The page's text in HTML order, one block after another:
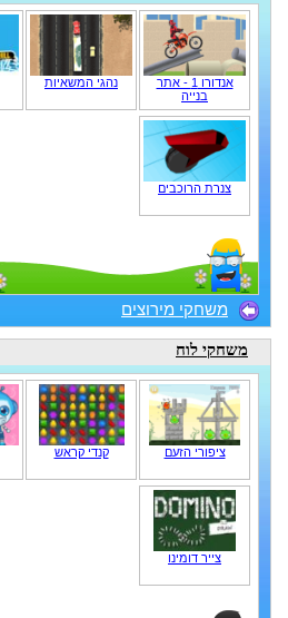
אנדורו 1 - אתר
בנייה
נהגי המשאיות
צנרת הרוכבים
משחקי מירוצים
משחקי לוח
ציפורי הזעם קנדי קראש
צייר דומינו